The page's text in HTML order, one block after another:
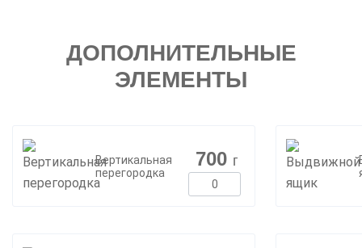
ДОПОЛНИТЕЛЬНЫЕ
ЭЛЕМЕНТЫ
Вертикальная
перегородка
700 г